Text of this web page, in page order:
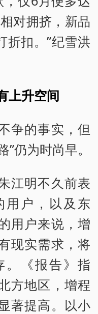
对拥挤，新品
折扣。”纪雪洪
升空间
的事实，但
仍为时尚早。
明不久前表
用户，以及东
用户来说，增
现实需求，将
。《报告》指
方地区，增程
著提高。以小